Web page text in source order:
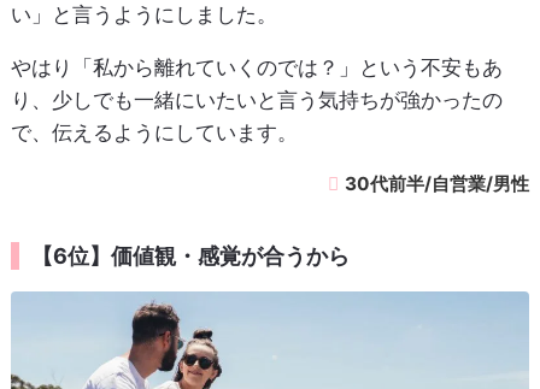
い」と言うようにしました。
やはり「私から離れていくのでは？」という不安もあ
り、少しでも一緒にいたいと言う気持ちが強かったの
で、伝えるようにしています。
30代前半/自営業/男性
【6位】価値観・感覚が合うから